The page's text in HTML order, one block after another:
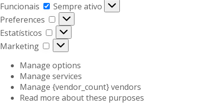
Funcionais
Sempre ativo
Preferences
Estatísticos
Marketing
Manage options
Manage services
Manage {vendor_count} vendors
Read more about these purposes